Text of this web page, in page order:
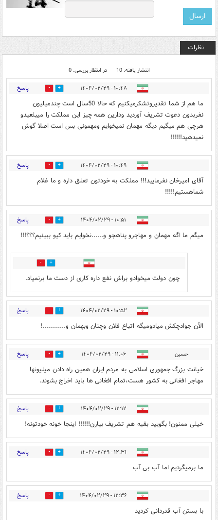
نظرات
انتشار یافته: 10 در انتظار بررسی: 0
۱۰:۴۸ - ۱۴۰۴/۰۲/۲۹ 2 پاسخ
ما هم از شما تقدیروتشکرمیکنیم که حالا 50سال است چندمیلیون
نفربدون دعوت تشریف آوردید ودارین همه چیز این مملکت را میبلعیدو
هرچی هم میگیم دیگه مهمان نمیخوایم ومهمونی بس است اصلا گوش
نمیدهید!!!!!!
۱۰:۴۹ - ۱۴۰۴/۰۲/۲۹ 2 پاسخ
آقای امیرخان نفرمایید!!! مملکت به خودتون تعلق داره و ما غلام
شماهستیم!!!!!
۱۰:۵۱ - ۱۴۰۴/۰۲/۲۹ 2 پاسخ
میگم ما اگه مهمان و مهاجرو پناهجو و......نخوایم باید کیو ببینیم؟؟؟!!!
0
چون دولت میخوادو براش نفع داره کاری از دست ما برنمیاد.
۱۰:۵۲ - ۱۴۰۴/۰۲/۲۹ 2 پاسخ
الآن جوادچکش میادومیگه اتباع فلان وچنان وبهمان و............!
حسین ۱۱:۰۶ - ۱۴۰۴/۰۲/۲۹ 0 پاسخ
خیانت بزرگ جمهوری اسلامی به مردم ایران همین راه دادن میلیونها
مهاجر افغانی به کشور هست،تمام افغانی ها باید اخراج بشوند.
۱۲:۱۲ - ۱۴۰۴/۰۲/۲۹ 2 پاسخ
خیلی ممنون! بگویید بقیه هم تشریف بیارن!!!!!! اینجا خونه خودتونه!
۱۲:۳۱ - ۱۴۰۴/۰۲/۲۹ 0 پاسخ
ما برمیگردیم اما آب بی آب
۱۲:۳۶ - ۱۴۰۴/۰۲/۲۹ 2 پاسخ
با بستن آب قدردانی کردید